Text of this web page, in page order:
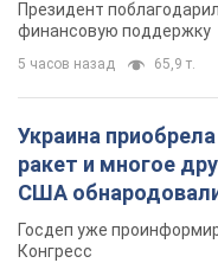
Президент
финансовую поддержку
5 часов назад 65,9 т.
Украина
ракет и многое
США
Госдеп уже
Конгресс